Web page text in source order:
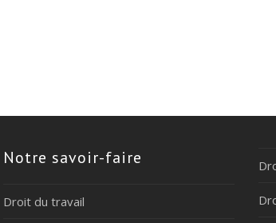
Notre savoir-faire
Droit du travail